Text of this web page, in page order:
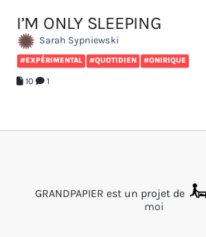
I’M ONLY SLEEPING
Sarah Sypniewski
#EXPÉRIMENTAL #QUOTIDIEN #ONIRIQUE
10 1
GRANDPAPIER est un projet de
moi